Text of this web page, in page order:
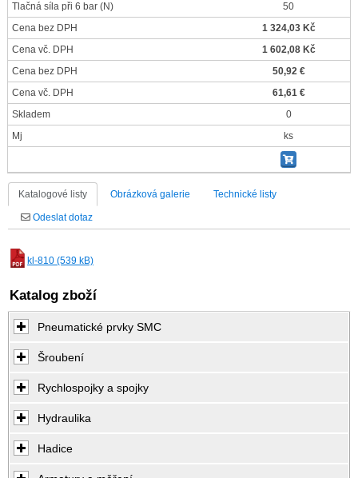
Tlačná síla při 6 bar (N)
50
Cena bez DPH
1 324,03 Kč
Cena vč. DPH
1 602,08 Kč
Cena bez DPH
50,92 €
Cena vč. DPH
61,61 €
Skladem
0
Mj
ks
Katalogové listy Obrázková galerie Technické listy
Odeslat dotaz
kl-810 (539 kB)
Katalog zboží
Pneumatické prvky SMC
Šroubení
Rychlospojky a spojky
Hydraulika
Hadice